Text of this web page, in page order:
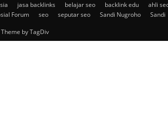
jasa backlinks belajar seo backlink edu ahli
Forum seo seputar seo Sandi Nugroho Sandi
by TagDiv